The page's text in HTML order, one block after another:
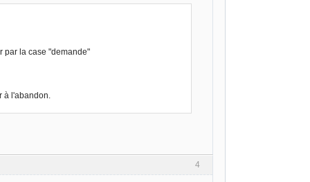
par la case "demande"
l'abandon.
4